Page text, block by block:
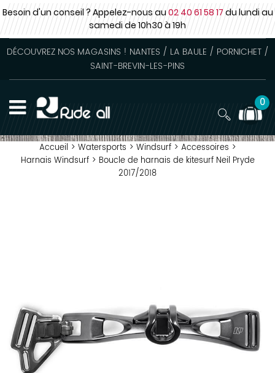
Besoin d'un conseil ? Appelez-nous au02 40 61 58 17du lundi au
samedide 10h30 à 19h
DÉCOUVREZ NOS MAGASINS ! NANTES / LA BAULE / PORNICHET /
SAINT-BREVIN-LES-PINS
0
Accueil > Watersports > Windsurf > Accessoires >
Harnais Windsurf > Boucle de harnais de kitesurf Neil Pryde
2017/2018